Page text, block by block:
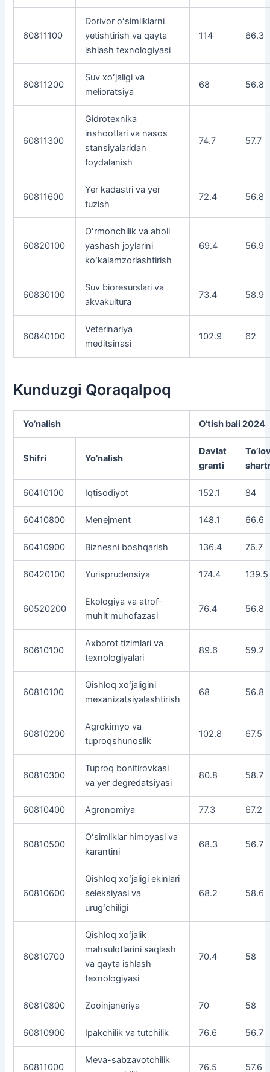
60811100
Dorivor oʻsimliklarni
yetishtirish va qayta
ishlash texnologiyasi
114 66.3
60811200
Suv xoʻjaligi va
melioratsiya
68 56.8
60811300
Gidrotexnika
inshootlari va nasos
stansiyalaridan
foydalanish
74.7 57.7
60811600
Yer kadastri va yer
tuzish
72.4 56.8
60820100
Oʻrmonchilik va aholi
yashash joylarini
koʻkalamzorlashtirish
69.4 56.9
60830100
Suv bioresurslari va
akvakultura
73.4 58.9
60840100
Veterinariya
meditsinasi
102.9 62
Kunduzgi Qoraqalpoq
Yo’nalish O’tish bali 2024
Shifri Yo’nalish
Davlat
granti
60410100 Iqtisodiyot 152.1 84
60410800 Menejment 148.1 66.6
60410900 Biznesni boshqarish 136.4 76.7
60420100 Yurisprudensiya 174.4 139.5
60520200
Ekologiya va atrof-
muhit muhofazasi
76.4 56.8
60610100
Axborot tizimlari va
texnologiyalari
89.6 59.2
60810100
Qishloq xoʻjaligini
mexanizatsiyalashtirish
68 56.8
60810200
Agrokimyo va
tuproqshunoslik
102.8 67.5
60810300
Tuproq bonitirovkasi
va yer degredatsiyasi
80.8 58.7
60810400 Agronomiya 77.3 67.2
60810500
Oʻsimliklar himoyasi va
karantini
68.3 56.7
60810600
Qishloq xoʻjaligi ekinlari
seleksiyasi va
urugʻchiligi
68.2 58.6
60810700
Qishloq xoʻjalik
mahsulotlarini saqlash
va qayta ishlash
texnologiyasi
70.4 58
60810800 Zooinjeneriya 70 58
60810900 Ipakchilik va tutchilik 76.6 56.7
60811000
Meva-sabzavotchilik
76.5 57.6